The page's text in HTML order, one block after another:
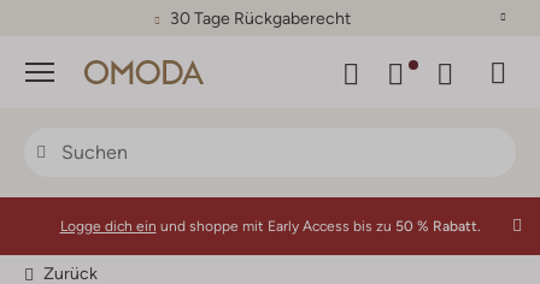
30 Tage Rückgaberecht
Menü
Logge dich ein und shoppe mit Early Access bis zu 50 % Rabatt.
Zurück